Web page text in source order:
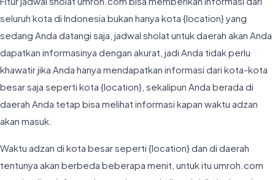
seluruh kota di Indonesia bukan hanya kota {location} yang
sedang Anda datangi saja, jadwal sholat untuk daerah akan Anda
dapatkan informasinya dengan akurat, jadi Anda tidak perlu
khawatir jika Anda hanya mendapatkan informasi dari kota-kota
besar saja seperti kota {location}, sekalipun Anda berada di
daerah Anda tetap bisa melihat informasi kapan waktu adzan
akan masuk.
Waktu adzan di kota besar seperti {location} dan di daerah
tentunya akan berbeda beberapa menit, untuk itu umroh.com